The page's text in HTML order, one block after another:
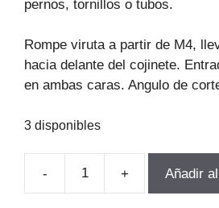
pernos, tornillos o tubos.
Rompe viruta a partir de M4,
hacia delante del cojinete.
en ambas caras. Angulo de
3 disponibles
-
TERRAJA
+ Añadir